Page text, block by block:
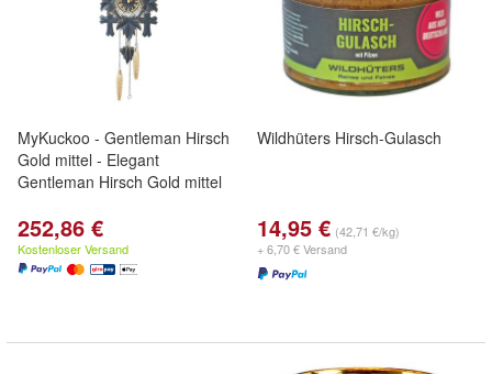
MyKuckoo - Gentleman Hirsch
Gold mittel - Elegant
Gentleman Hirsch Gold mittel
252,86 €
Kostenloser Versand
Wildhüters Hirsch-Gulasch
14,95 € (42,71 €/kg)
+ 6,70 € Versand